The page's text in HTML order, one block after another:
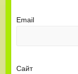
Email
Сайт